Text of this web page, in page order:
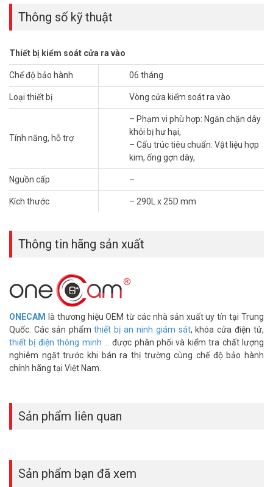
– Cáp bọc thép không gỉ bảo vệ với các đầu hợp kim kẽm.
– Ngăn ngừa dây bị đứt hoặc hư hỏng độc hại.
– Có thể đi qua cáp có đường kính nhỏ hơn 8mm.
Thông số kỹ thuật Vòng cửa thép không gỉ
ONECAM TUB25-290
– Phạm vi phù hợp: Ngăn chặn dây khỏi bị hư hại,
– Cấu trúc tiêu chuẩn: Vật liệu hợp kim, ống gợn dày,
Hỏi đáp thường gặp – FAQ
Vòng cửa TUB25-290 khác TUB13-450A ở
điểm nào?
TUB25-290 có đường kính 25mm, lớn hơn TUB13-450A chỉ 13mm.
Ống lớn hơn chứa được nhiều dây hoặc dây tiết diện lớn hơn.
TUB13-450A dài hơn 450mm trong khi TUB25-290 ngắn hơn
290mm.
Vòng cửa TUB25-290 phù hợp lắp cho cửa
Phù hợp cửa chính tòa nhà, cửa kho lớn có nhiều dây đi qua. Những
vị trí vừa có dây khóa từ, dây camera, dây đầu đọc thẻ cùng lúc.
Chiều dài 290mm có đủ che khe bản lề cửa
Thông số kỹ thuật
Thiết bị kiểm soát cửa ra vào
Chế độ bảo hành 06 tháng
Loại thiết bị Vòng cửa kiểm soát ra vào
Tính năng, hỗ trợ
– Phạm vi phù hợp: Ngăn chặn dây
khỏi bị hư hại,
– Cấu trúc tiêu chuẩn: Vật liệu hợp
kim, ống gợn dày,
Nguồn cấp –
Kích thước – 290L x 25D mm
Thông tin hãng sản xuất
ONECAM
là thương hiệu OEM từ các nhà sản xuất uy tín tại Trung
Quốc. Các sản phẩmthiết bị an ninh giám sát, khóa cửa điện tử,
thiết bị điện thông minh ... được phân phối và kiểm tra chất lượng
nghiêm ngặt trước khi bán ra thị trường cùng chế độ bảo hành
chính hãng tại Việt Nam.
Sản phẩm liên quan
Sản phẩm bạn đã xem